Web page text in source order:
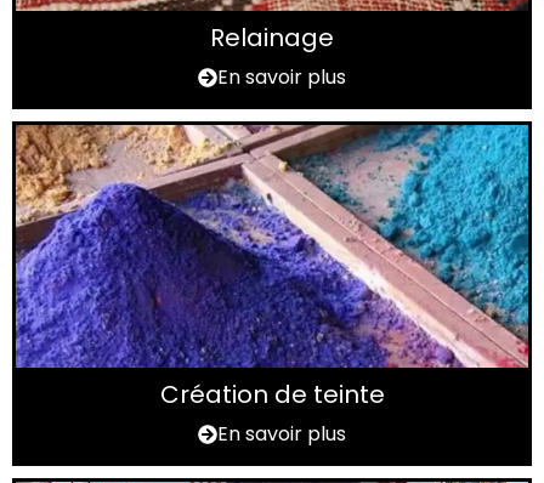
Relainage
En savoir plus
Création de teinte
En savoir plus